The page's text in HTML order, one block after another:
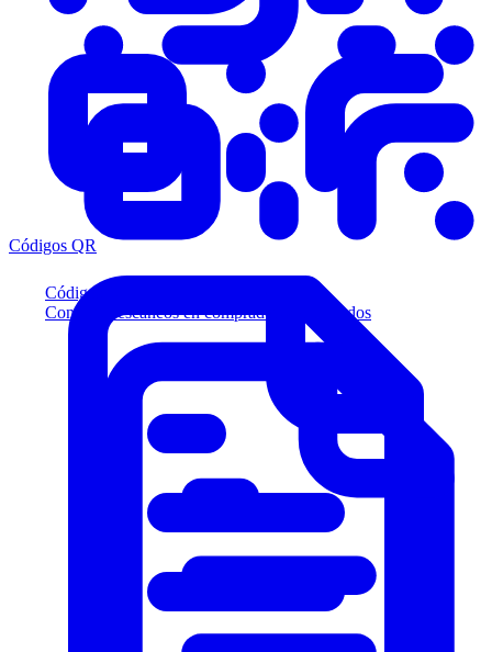
Códigos QR
Convierta escaneos en compradores calificados
Códigos QR